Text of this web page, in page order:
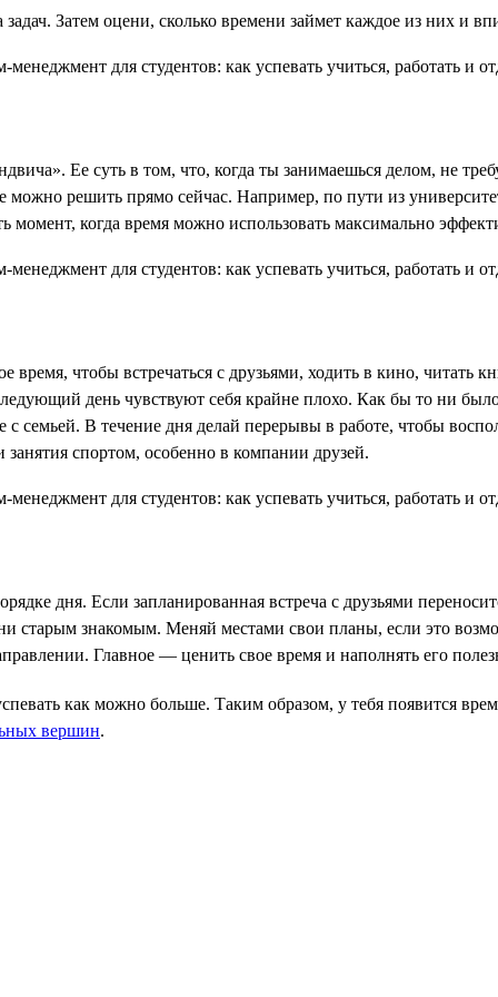
Затем оцени, сколько времени займет каждое из них и
Ее суть в том, что, когда ты занимаешься делом, не
решить прямо сейчас. Например, по пути из
момент, когда время можно использовать максимально
чтобы встречаться с друзьями, ходить в кино, читать
день чувствуют себя крайне плохо. Как бы то ни
с семьей. В течение дня делай перерывы в работе, чтобы
спортом, особенно в компании друзей.
дня. Если запланированная встреча с друзьями
старым знакомым. Меняй местами свои планы, если это
Главное — ценить свое время и наполнять его
как можно больше. Таким образом, у тебя появится
вершин.